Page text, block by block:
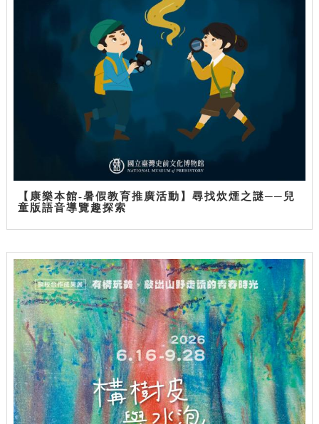
【康樂本館-暑假教育推廣活動】尋找炊煙之謎──兒
童版語音導覽趣探索